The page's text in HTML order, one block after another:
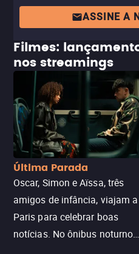
ASSINE A
Filmes:
nos streamings
Última Parada
Oscar, Simon e Aïssa, três
amigos de infância, viajam a
Paris para celebrar boas
notícias. No ônibus noturno